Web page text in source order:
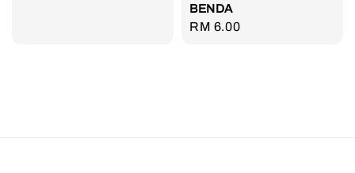
BENDA
Regular
RM 6.00